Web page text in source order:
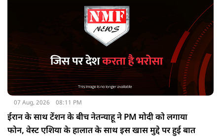
07 Aug, 2026 08:11 PM
ईरान के साथ टेंशन के बीच नेतन्याहू ने PM मोदी को लगाया
फोन, वेस्ट एशिया के हालात के साथ इस खास मुद्दे पर हुई बात